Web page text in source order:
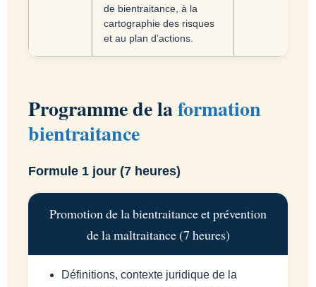
de bientraitance, à la
cartographie des risques
et au plan d’actions.
Programme de laformation
bientraitance
Formule 1 jour (7 heures)
Promotion de la bientraitance et prévention
de la maltraitance (7 heures)
Définitions, contexte juridique de la